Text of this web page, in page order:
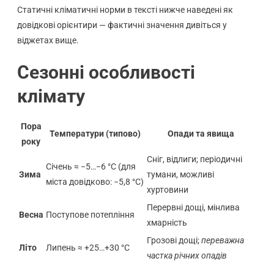
Статичні кліматичні норми в тексті нижче наведені як
довідкові орієнтири — фактичні значення дивіться у
віджетах вище.
Сезонні особливості
клімату
Пора
року
Температури (типово) Опади та явища
Зима
Січень ≈ −5…−6 °C (для
міста довідково: −5,8 °C)
Сніг, відлиги; періодичні
тумани, можливі
хуртовини
Весна Поступове потепління
Перервні дощі, мінлива
хмарність
Літо Липень ≈ +25…+30 °C
Грозові дощі;переважна
частка річних опадів